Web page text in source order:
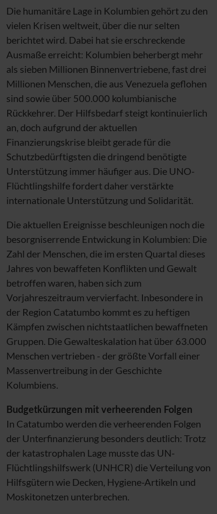
Die humanitäre Lage in Kolumbien gehört zu den
vielen Krisen weltweit, über die nur selten
berichtet wird. Dabei hat sie erschreckende
Ausmaße erreicht: Kolumbien beherbergt mehr
als sieben Millionen Binnenvertriebene, fast drei
Millionen Menschen, die aus Venezuela geflohen
sind sowie über 500.000 kolumbianische
Rückkehrer. Der Hilfsbedarf steigt kontinuierlich
an, doch aufgrund der aktuellen
Finanzierungskrise bleibt gerade für die
Schutzbedürftigsten die dringend benötigte
Unterstützung immer häufiger aus. Die UNO-
Flüchtlingshilfe fordert daher verstärkte
internationale Unterstützung und Solidarität.
Die aktuellen Ereignisse beschleunigen noch die
besorgniserrende Entwickung in Kolumbien: Die
Zahl der Menschen, die im ersten Quartal dieses
Jahres von bewaffeten Konflikten und Gewalt
betroffen waren, haben sich zum
Vorjahreszeitraum vervierfacht. Inbesondere in
der Region Catatumbo kommt es zu heftigen
Kämpfen zwischen nichtstaatlichen bewaffneten
Gruppen. Die Gewalteskalation hat über 63.000
Menschen vertrieben - der größte Vorfall einer
Massenvertreibung in der Geschichte
Kolumbiens.
Budgetkürzungen mit verheerenden Folgen
In Catatumbo werden die verheerenden Folgen
der Unterfinanzierung besonders deutlich: Trotz
der katastrophalen Lage musste das UN-
Flüchtlingshilfswerk (UNHCR) die Verteilung von
Hilfsgütern wie Decken, Hygiene-Artikeln und
Moskitonetzen unterbrechen.